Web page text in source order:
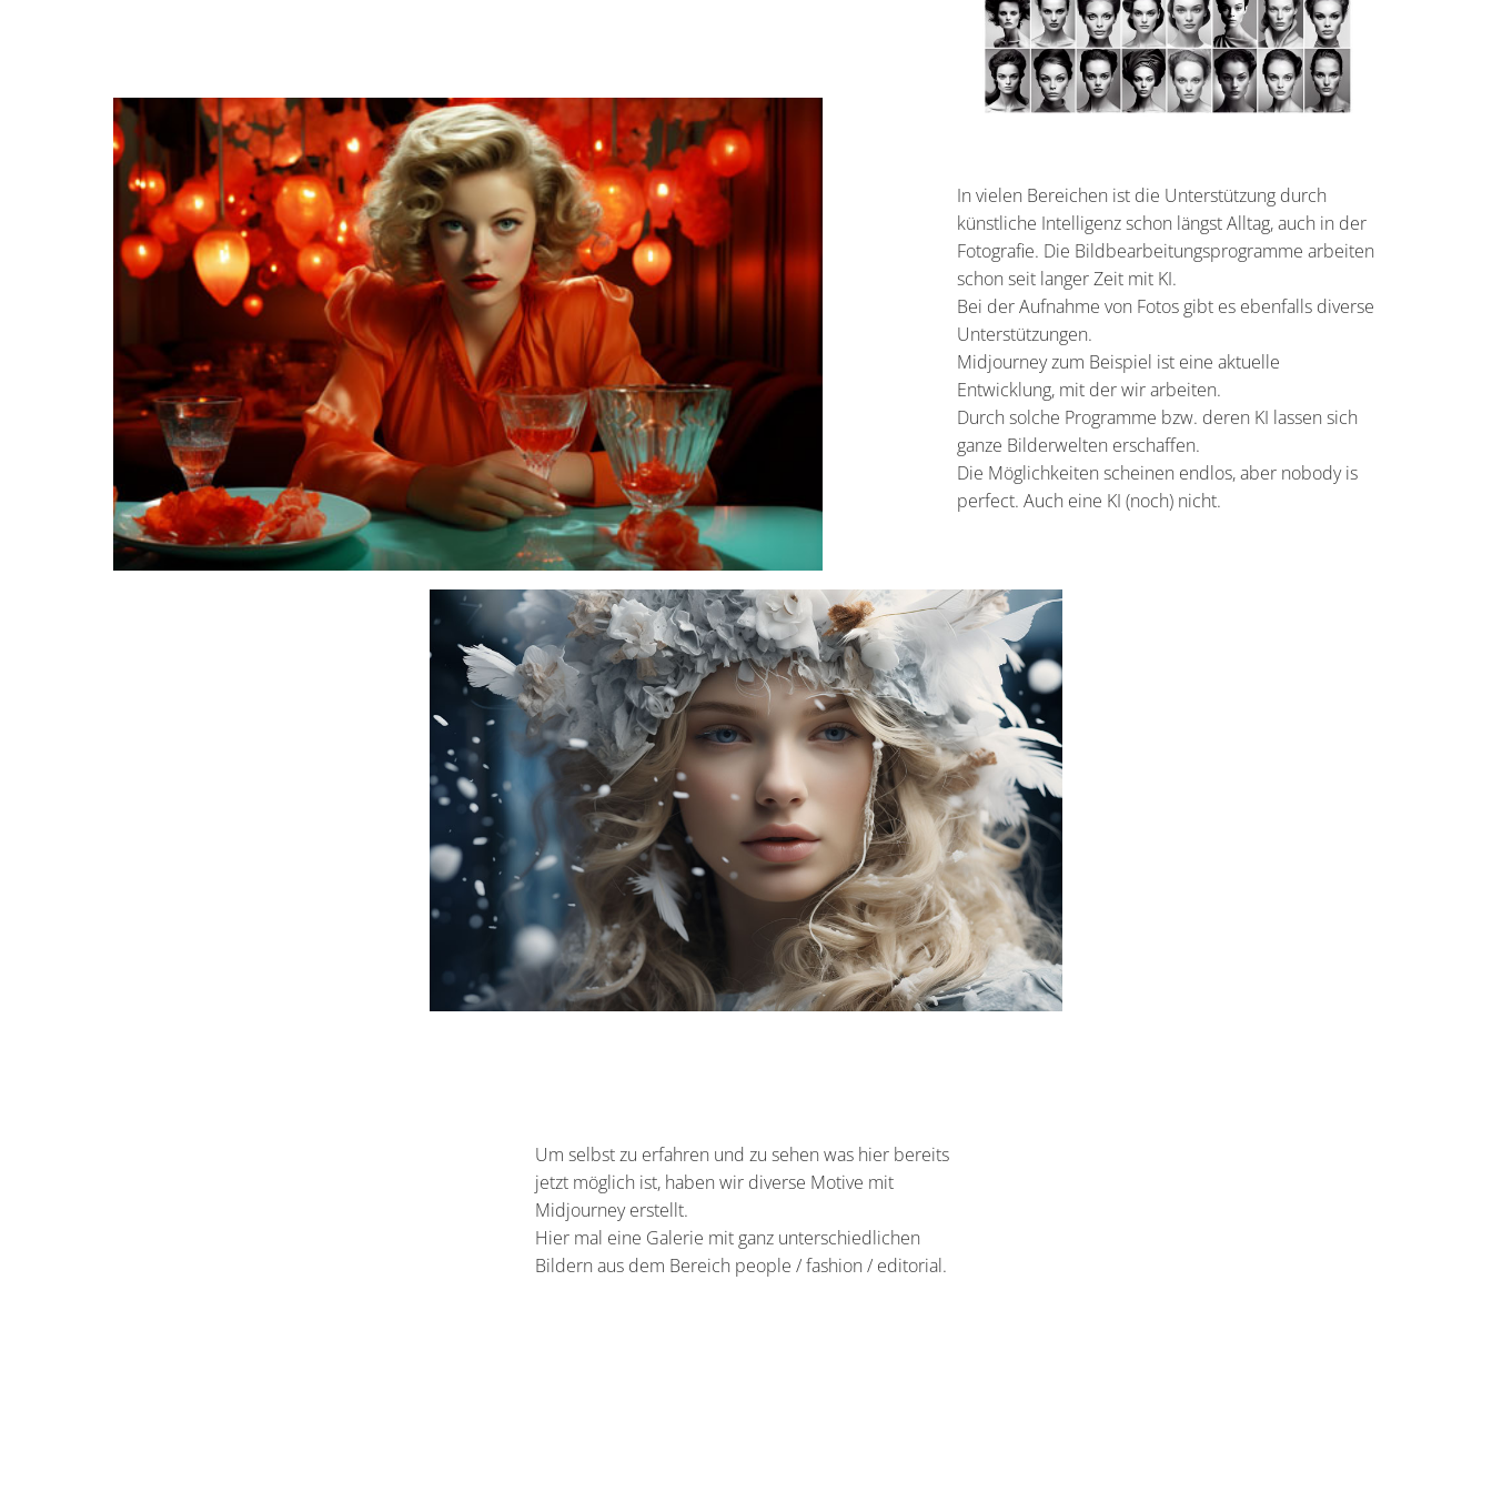
In vielen Bereichen ist die Unterstützung durch
künstliche Intelligenz schon längst Alltag, auch in der
Fotografie. Die Bildbearbeitungsprogramme arbeiten
schon seit langer Zeit mit KI.
Bei der Aufnahme von Fotos gibt es ebenfalls diverse
Unterstützungen.
Midjourney zum Beispiel ist eine aktuelle
Entwicklung, mit der wir arbeiten.
Durch solche Programme bzw. deren KI lassen sich
ganze Bilderwelten erschaffen.
Die Möglichkeiten scheinen endlos, aber nobody is
perfect. Auch eine KI (noch) nicht.
Um selbst zu erfahren und zu sehen was hier bereits
jetzt möglich ist, haben wir diverse Motive mit
Midjourney erstellt.
Hier mal eine Galerie mit ganz unterschiedlichen
Bildern aus dem Bereich people / fashion / editorial.